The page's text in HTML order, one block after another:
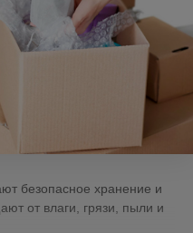
безопасное хранение и
от влаги, грязи, пыли и